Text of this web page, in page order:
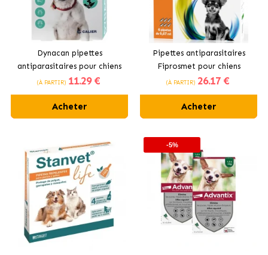
Dynacan pipettes
antiparasitaires pour chiens
(3 pipettes)
(À PARTIR) 11.29 €
Acheter
Pipettes antiparasitaires
Fiprosmet pour chiens
(À PARTIR) 26.17 €
Acheter
-5%